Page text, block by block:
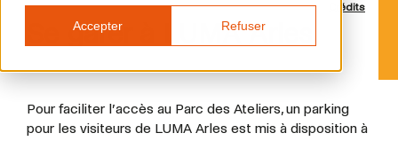
Accepter Refuser
Crédits
Se garer à LUMA Arles
Pour faciliter l’accès au Parc des Ateliers, un parking
pour les visiteurs de LUMA Arles est mis à disposition à